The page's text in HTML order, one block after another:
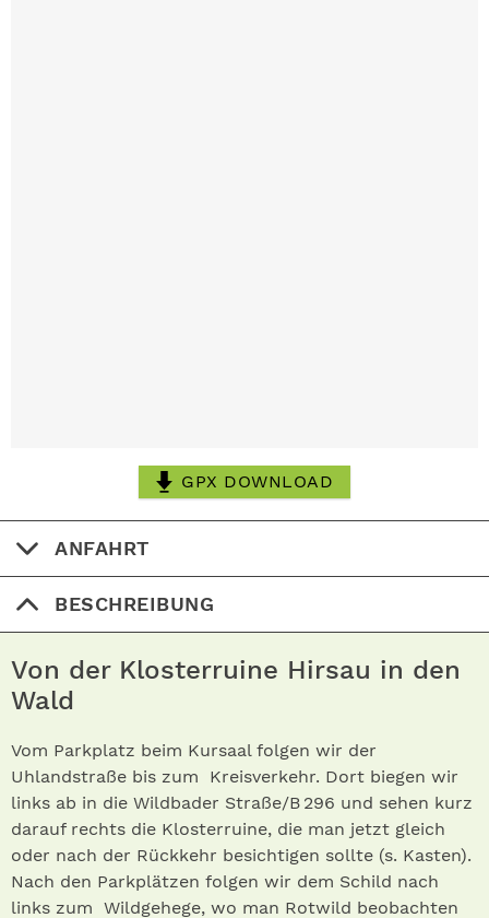
GPX DOWNLOAD
ANFAHRT
BESCHREIBUNG
Von der Klosterruine Hirsau in den
Wald
Vom Parkplatz beim Kursaal folgen wir der
Uhlandstraße bis zum Kreisverkehr. Dort biegen wir
links ab in die Wildbader Straße/B 296 und sehen kurz
darauf rechts die Klosterruine, die man jetzt gleich
oder nach der Rückkehr besichtigen sollte (s. Kasten).
Nach den Parkplätzen folgen wir dem Schild nach
links zum Wildgehege, wo man Rotwild beobachten